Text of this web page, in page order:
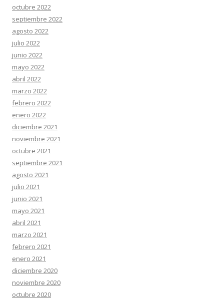
octubre 2022
septiembre 2022
agosto 2022
julio 2022
junio 2022
mayo 2022
abril 2022
marzo 2022
febrero 2022
enero 2022
diciembre 2021
noviembre 2021
octubre 2021
septiembre 2021
agosto 2021
julio 2021
junio 2021
mayo 2021
abril 2021
marzo 2021
febrero 2021
enero 2021
diciembre 2020
noviembre 2020
octubre 2020